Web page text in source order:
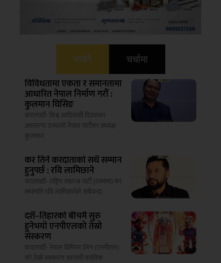
भर्खरै चर्चामा
विविधतामा एकता र समानतामा
आधारित नेपाल निर्माण गरौँ :
कुलमान घिसिङ
काठमाडौं- विश्व आदिवासी दिवसका
अवसरमा उज्यालो नेपाल पार्टीका अध्यक्ष
कुलमान
कर तिर्ने करदाताको सधैं सम्मान
हुनुपर्छ : रवि लामिछाने
काठमाडौं- राष्ट्रिय स्वतन्त्र पार्टी (रास्वपा) का
सभापति रवि लामिछानेले सबैभन्दा
दशैं–तिहारको बीचमै सुरु
हुनेभयो एनपीएलको तेस्रो
संस्करण
काठमाडौं- नेपाल प्रिमियर लिग (एनपीएल)
को तेस्रो संस्करण आगामी कात्तिक